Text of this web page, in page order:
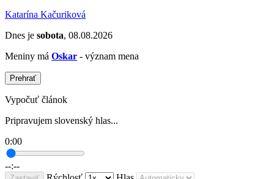
Katarína Kačuriková
Dnes je sobota, 08.08.2026
Meniny má Oskar - význam mena
Prehrať
Vypočuť článok
Pripravujem slovenský hlas...
0:00
--:--